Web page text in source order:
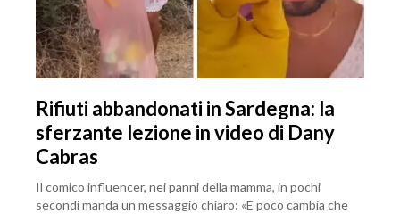
Rifiuti abbandonati in Sardegna: la
sferzante lezione in video di Dany
Cabras
Il comico influencer, nei panni della mamma, in pochi
secondi manda un messaggio chiaro: «E poco cambia che